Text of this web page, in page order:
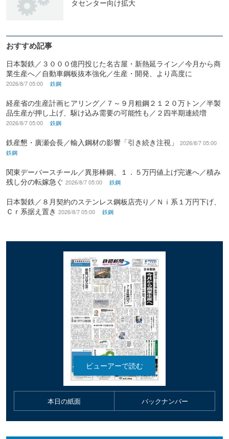
タセンター向け拡大
おすすめ記事
日本製鉄／３０００億円投じた名古屋・新熱延ライン／今月から商
業生産へ／自動車鋼板抜本強化／生産・開発、より高度に
2026/8/7 05:00 鉄鋼
経産省の生産計画ヒアリング／７～９月粗鋼２１２０万トン／半製
品生産が押し上げ、駆け込み需要の可能性も／２四半期連続増
2026/8/7 05:00 鉄鋼
鉄産懇・廣瀬会長／輸入鋼材の影響「引き続き注視」
2026/8/7 05:00
鉄鋼
関東デーバースチール／異形棒鋼、１．５万円値上げ完遂へ／積み
残し分の転嫁急ぐ 2026/8/7 05:00 鉄鋼
日本製鉄／８月契約のステンレス鋼板店売り／Ｎｉ系１万円下げ、
Ｃｒ系据え置き 2026/8/7 05:00 鉄鋼
本日の紙面 バックナンバー